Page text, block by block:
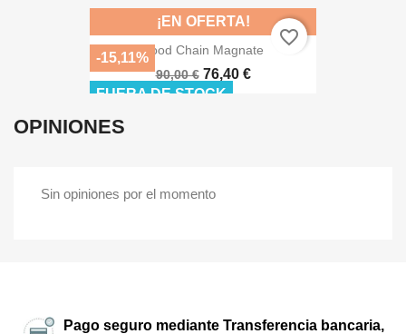
Food Chain Magnate
90,00 € 76,40 €
¡EN OFERTA!
-15,11%
FUERA DE STOCK
favorite_border
OPINIONES
Sin opiniones por el momento
Pago seguro mediante Transferencia bancaria,